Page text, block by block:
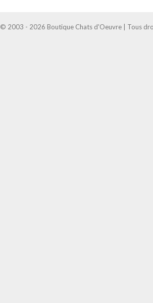
© 2003 - 2026 Boutique Chats d'Oeuvre | Tous